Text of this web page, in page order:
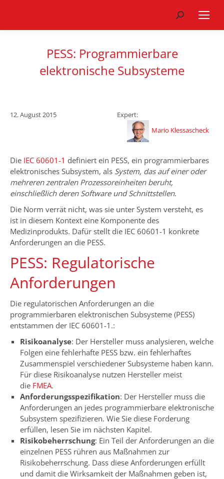
Search:
PESS: Programmierbare
elektronische Subsysteme
12. August 2015
Expert:
Mario Klessascheck
Die IEC 60601-1 definiert ein PESS, ein programmierbares
elektronisches Subsystem, als System, das auf einer oder
mehreren zentralen Prozessoreinheiten beruht,
einschließlich deren Software und Schnittstellen.
Die Norm verrät nicht, was sie unter System versteht, es
ist in diesem Kontext eine Komponente des
Medizinprodukts. Dafür stellt die IEC 60601-1 konkrete
Anforderungen an die PESS.
PESS: Regulatorische
Anforderungen
Die regulatorischen Anforderungen an die
programmierbaren elektronischen Subsysteme (PESS)
entstammen der IEC 60601-1.:
Risikoanalyse: Der Hersteller muss analysieren, welche
Folgen eine fehlerhafte PESS bzw. ein fehlerhaftes
Zusammenspiel verschiedener Subsysteme haben kann.
Für diese Risikoanalyse nutzen Hersteller meist
die FMEA.
Anforderungsspezifikation: Der Hersteller muss die
Anforderungen an jedes programmierbare elektronische
Subsystem spezifizieren. Wie Sie diese Forderung
erfüllen, lesen Sie im nächsten Kapitel.
Risikobeherrschung: Ein Teil der Anforderungen an die
einzelnen PESS rühren aus Maßnahmen zur
Risikobeherrschung. Dass diese Anforderungen erfüllt
und damit die Wirksamkeit der Maßnahmen geben ist,